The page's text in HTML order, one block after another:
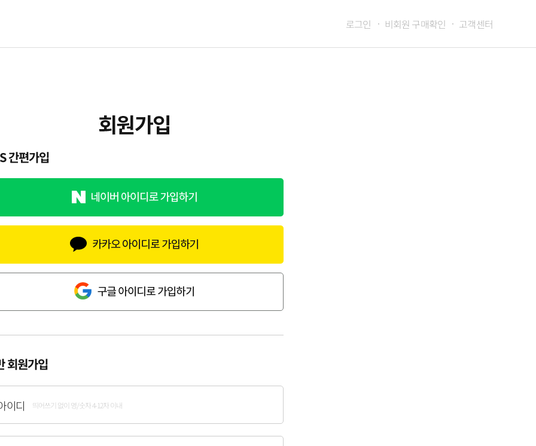
로그인 비회원 구매확인 고객센터
간편가입
회원가입
이디 띄어쓰기 없이 영/숫자 4-12자 이내